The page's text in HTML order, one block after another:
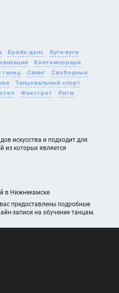
Брейк-дэнс
Буги-вуги
Контемпорари
Свинг
Свободные
Танцевальный спорт
Фокстрот
Ритм
искусства и подходит для
из которых является
в Нижнекамске
предоставлены подробные
записи на обучение танцам.